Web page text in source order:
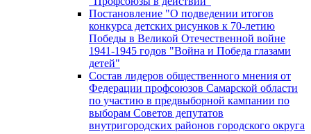
Постановление "О подведении итогов
конкурса детских рисунков к 70-летию
Победы в Великой Отечественной войне
1941-1945 годов "Война и Победа глазами
детей"
Состав лидеров общественного мнения от
Федерации профсоюзов Самарской области
по участию в предвыборной кампании по
выборам Советов депутатов
внутригородских районов городского округа